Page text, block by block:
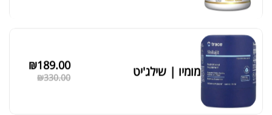
מומיו | שילג'יט ₪330.00
₪189.00